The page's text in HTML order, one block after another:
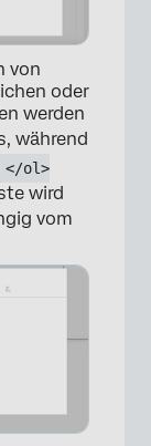
×
von
oder
werden
während
</ol>
wird
vom